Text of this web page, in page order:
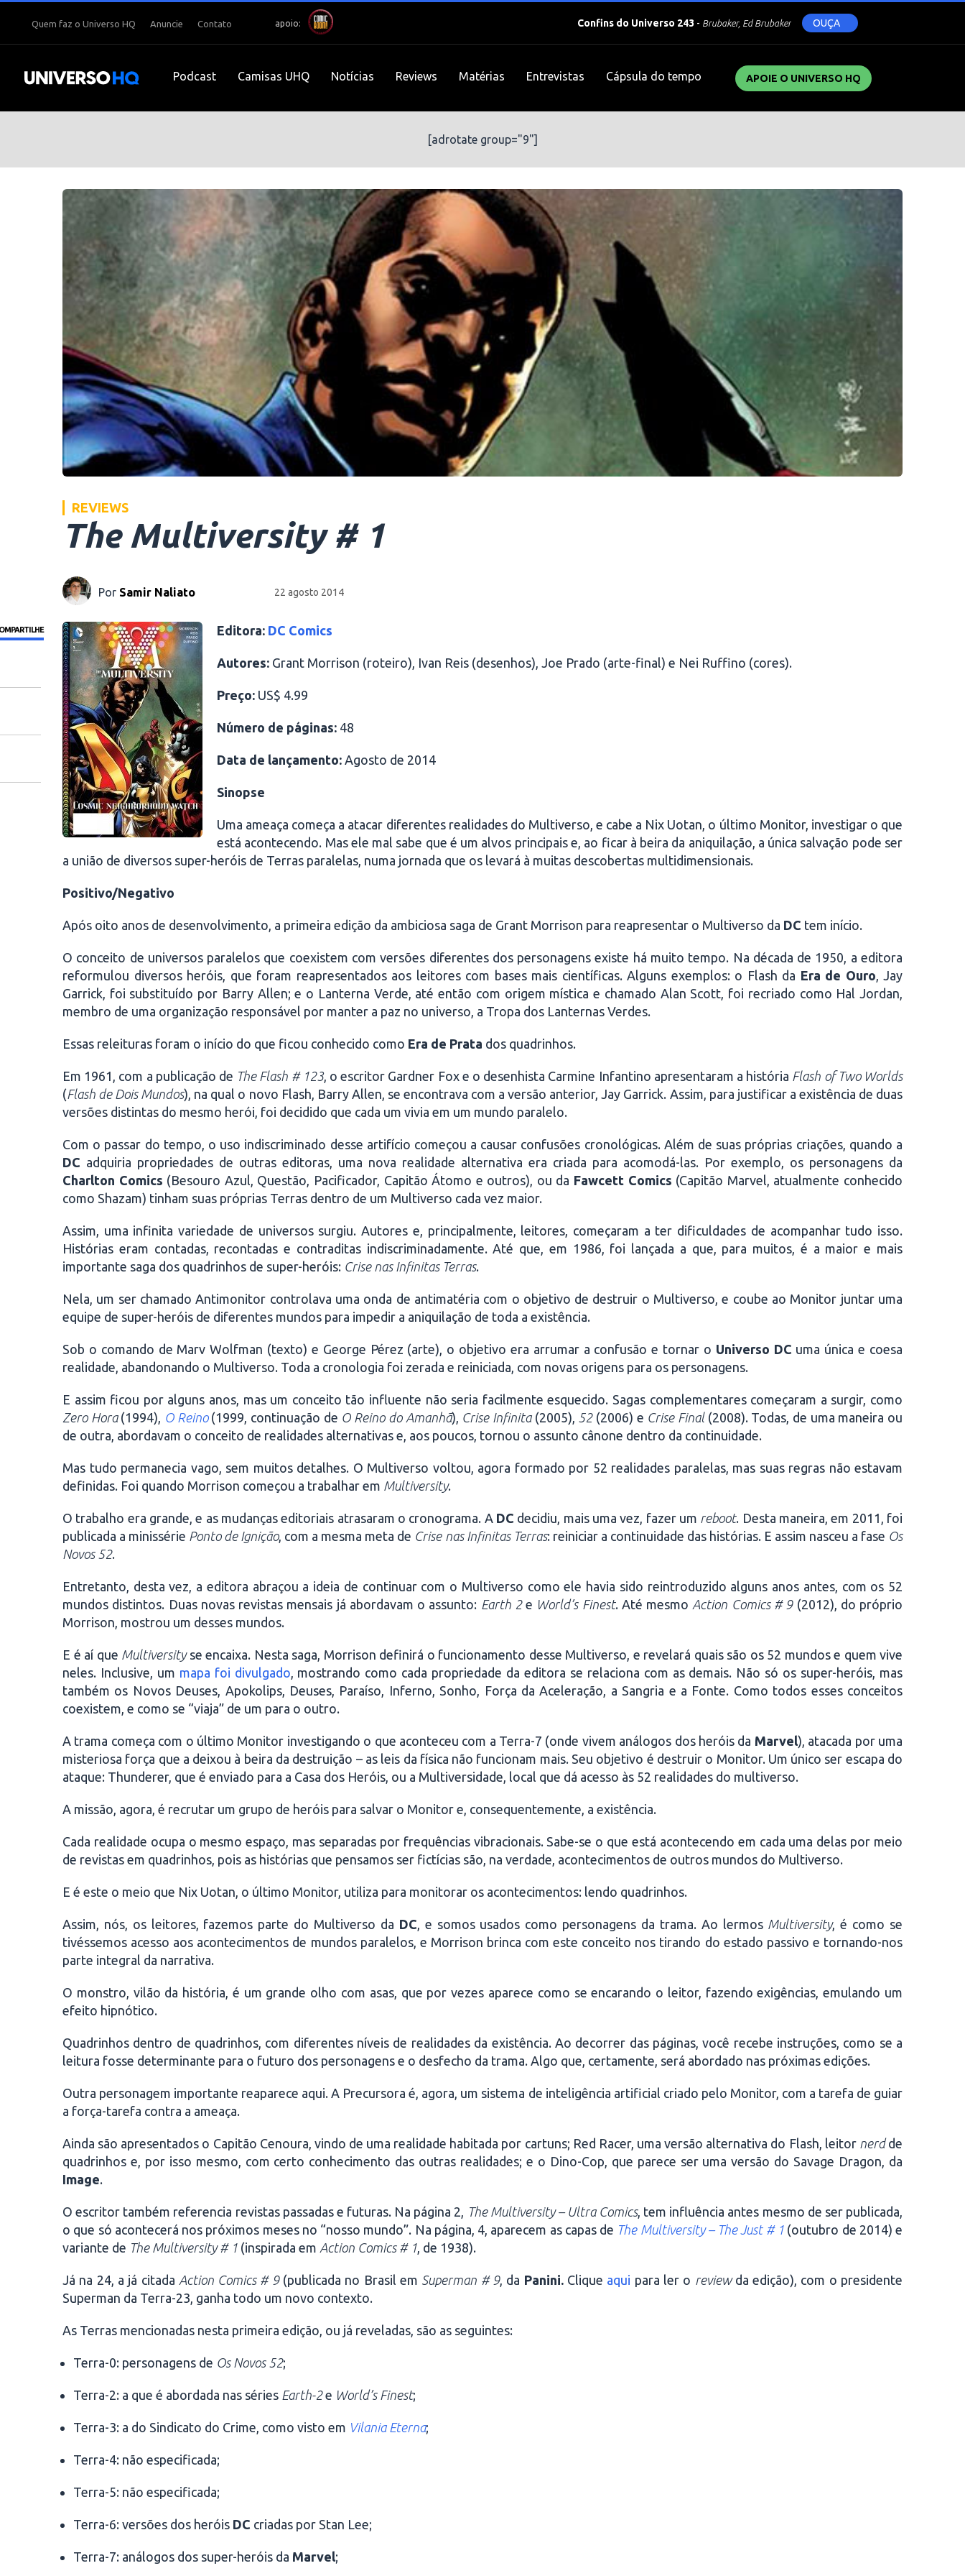
Quem faz o Universo HQ Anuncie Contato apoio: Confins do Universo 243 - Brubaker, Ed Brubaker OUÇA
Podcast Camisas UHQ Notícias Reviews Matérias Entrevistas Cápsula do tempo APOIE O UNIVERSO HQ
[adrotate group="9"]
REVIEWS
The Multiversity # 1
Por Samir Naliato 22 agosto 2014
Editora: DC Comics
Autores: Grant Morrison (roteiro), Ivan Reis (desenhos), Joe Prado (arte-final) e Nei Ruffino (cores).
Preço: US$ 4.99
Número de páginas: 48
Data de lançamento: Agosto de 2014
Sinopse
Uma ameaça começa a atacar diferentes realidades do Multiverso, e cabe a Nix Uotan, o último Monitor, investigar o que
está acontecendo. Mas ele mal sabe que é um alvos principais e, ao ficar à beira da aniquilação, a única salvação pode ser
a união de diversos super-heróis de Terras paralelas, numa jornada que os levará à muitas descobertas multidimensionais.
Positivo/Negativo
Após oito anos de desenvolvimento, a primeira edição da ambiciosa saga de Grant Morrison para reapresentar o Multiverso da DC tem início.
O conceito de universos paralelos que coexistem com versões diferentes dos personagens existe há muito tempo. Na década de 1950, a editora
reformulou diversos heróis, que foram reapresentados aos leitores com bases mais científicas. Alguns exemplos: o Flash da Era de Ouro, Jay
Garrick, foi substituído por Barry Allen; e o Lanterna Verde, até então com origem mística e chamado Alan Scott, foi recriado como Hal Jordan,
membro de uma organização responsável por manter a paz no universo, a Tropa dos Lanternas Verdes.
Essas releituras foram o início do que ficou conhecido como Era de Prata dos quadrinhos.
Em 1961, com a publicação de The Flash # 123, o escritor Gardner Fox e o desenhista Carmine Infantino apresentaram a história Flash of Two Worlds
(Flash de Dois Mundos), na qual o novo Flash, Barry Allen, se encontrava com a versão anterior, Jay Garrick. Assim, para justificar a existência de duas
versões distintas do mesmo herói, foi decidido que cada um vivia em um mundo paralelo.
Com o passar do tempo, o uso indiscriminado desse artifício começou a causar confusões cronológicas. Além de suas próprias criações, quando a
DC adquiria propriedades de outras editoras, uma nova realidade alternativa era criada para acomodá-las. Por exemplo, os personagens da
Charlton Comics (Besouro Azul, Questão, Pacificador, Capitão Átomo e outros), ou da Fawcett Comics (Capitão Marvel, atualmente conhecido
como Shazam) tinham suas próprias Terras dentro de um Multiverso cada vez maior.
Assim, uma infinita variedade de universos surgiu. Autores e, principalmente, leitores, começaram a ter dificuldades de acompanhar tudo isso.
Histórias eram contadas, recontadas e contraditas indiscriminadamente. Até que, em 1986, foi lançada a que, para muitos, é a maior e mais
importante saga dos quadrinhos de super-heróis: Crise nas Infinitas Terras.
Nela, um ser chamado Antimonitor controlava uma onda de antimatéria com o objetivo de destruir o Multiverso, e coube ao Monitor juntar uma
equipe de super-heróis de diferentes mundos para impedir a aniquilação de toda a existência.
Sob o comando de Marv Wolfman (texto) e George Pérez (arte), o objetivo era arrumar a confusão e tornar o Universo DC uma única e coesa
realidade, abandonando o Multiverso. Toda a cronologia foi zerada e reiniciada, com novas origens para os personagens.
E assim ficou por alguns anos, mas um conceito tão influente não seria facilmente esquecido. Sagas complementares começaram a surgir, como
Zero Hora(1994), O Reino(1999, continuação de O Reino do Amanhã), Crise Infinita(2005), 52(2006) e Crise Final(2008). Todas, de uma maneira ou
de outra, abordavam o conceito de realidades alternativas e, aos poucos, tornou o assunto cânone dentro da continuidade.
Mas tudo permanecia vago, sem muitos detalhes. O Multiverso voltou, agora formado por 52 realidades paralelas, mas suas regras não estavam
definidas. Foi quando Morrison começou a trabalhar em Multiversity.
O trabalho era grande, e as mudanças editoriais atrasaram o cronograma. A DC decidiu, mais uma vez, fazer um reboot. Desta maneira, em 2011, foi
publicada a minissérie Ponto de Ignição, com a mesma meta de Crise nas Infinitas Terras: reiniciar a continuidade das histórias. E assim nasceu a fase Os
Novos 52.
Entretanto, desta vez, a editora abraçou a ideia de continuar com o Multiverso como ele havia sido reintroduzido alguns anos antes, com os 52
mundos distintos. Duas novas revistas mensais já abordavam o assunto: Earth 2e World’s Finest. Até mesmo Action Comics # 9(2012), do próprio
Morrison, mostrou um desses mundos.
E é aí que Multiversityse encaixa. Nesta saga, Morrison definirá o funcionamento desse Multiverso, e revelará quais são os 52 mundos e quem vive
neles. Inclusive, um mapa foi divulgado, mostrando como cada propriedade da editora se relaciona com as demais. Não só os super-heróis, mas
também os Novos Deuses, Apokolips, Deuses, Paraíso, Inferno, Sonho, Força da Aceleração, a Sangria e a Fonte. Como todos esses conceitos
coexistem, e como se “viaja” de um para o outro.
A trama começa com o último Monitor investigando o que aconteceu com a Terra-7 (onde vivem análogos dos heróis da Marvel), atacada por uma
misteriosa força que a deixou à beira da destruição – as leis da física não funcionam mais. Seu objetivo é destruir o Monitor. Um único ser escapa do
ataque: Thunderer, que é enviado para a Casa dos Heróis, ou a Multiversidade, local que dá acesso às 52 realidades do multiverso.
A missão, agora, é recrutar um grupo de heróis para salvar o Monitor e, consequentemente, a existência.
Cada realidade ocupa o mesmo espaço, mas separadas por frequências vibracionais. Sabe-se o que está acontecendo em cada uma delas por meio
de revistas em quadrinhos, pois as histórias que pensamos ser fictícias são, na verdade, acontecimentos de outros mundos do Multiverso.
E é este o meio que Nix Uotan, o último Monitor, utiliza para monitorar os acontecimentos: lendo quadrinhos.
Assim, nós, os leitores, fazemos parte do Multiverso da DC, e somos usados como personagens da trama. Ao lermos Multiversity, é como se
tivéssemos acesso aos acontecimentos de mundos paralelos, e Morrison brinca com este conceito nos tirando do estado passivo e tornando-nos
parte integral da narrativa.
O monstro, vilão da história, é um grande olho com asas, que por vezes aparece como se encarando o leitor, fazendo exigências, emulando um
efeito hipnótico.
Quadrinhos dentro de quadrinhos, com diferentes níveis de realidades da existência. Ao decorrer das páginas, você recebe instruções, como se a
leitura fosse determinante para o futuro dos personagens e o desfecho da trama. Algo que, certamente, será abordado nas próximas edições.
Outra personagem importante reaparece aqui. A Precursora é, agora, um sistema de inteligência artificial criado pelo Monitor, com a tarefa de guiar
a força-tarefa contra a ameaça.
Ainda são apresentados o Capitão Cenoura, vindo de uma realidade habitada por cartuns; Red Racer, uma versão alternativa do Flash, leitor nerdde
quadrinhos e, por isso mesmo, com certo conhecimento das outras realidades; e o Dino-Cop, que parece ser uma versão do Savage Dragon, da
Image.
O escritor também referencia revistas passadas e futuras. Na página 2, The Multiversity– Ultra Comics, tem influência antes mesmo de ser publicada,
o que só acontecerá nos próximos meses no “nosso mundo”. Na página, 4, aparecem as capas de The Multiversity– The Just # 1 (outubro de 2014) e
variante de The Multiversity # 1 (inspirada em Action Comics # 1, de 1938).
Já na 24, a já citada Action Comics # 9(publicada no Brasil em Superman # 9, da Panini. Clique aqui para ler o reviewda edição), com o presidente
Superman da Terra-23, ganha todo um novo contexto.
As Terras mencionadas nesta primeira edição, ou já reveladas, são as seguintes:
Terra-0: personagens de Os Novos 52;
Terra-2: a que é abordada nas séries Earth-2e World’s Finest;
Terra-3: a do Sindicato do Crime, como visto em Vilania Eterna;
Terra-4: não especificada;
Terra-5: não especificada;
Terra-6: versões dos heróis DC criadas por Stan Lee;
Terra-7: análogos dos super-heróis da Marvel;